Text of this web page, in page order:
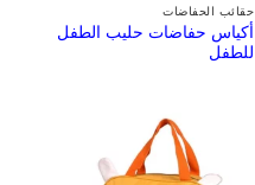
حقائب الحفاضات
أكياس حفاضات حليب الطفل
للطفل